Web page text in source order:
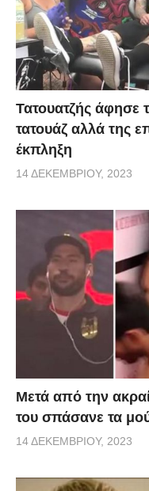
Τατουατζής άφησε
τατουάζ αλλά της
έκπληξη
14 ΔΕΚΕΜΒΡΊΟΥ, 2023
Μετά από την
του σπάσανε τα
14 ΔΕΚΕΜΒΡΊΟΥ, 2023